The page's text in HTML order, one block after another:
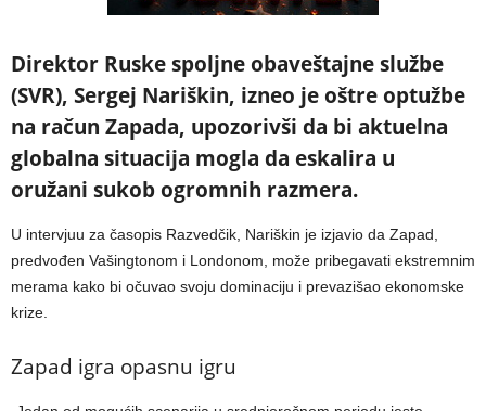
Direktor Ruske spoljne obaveštajne službe
(SVR), Sergej Nariškin, izneo je oštre optužbe
na račun Zapada, upozorivši da bi aktuelna
globalna situacija mogla da eskalira u
oružani sukob ogromnih razmera.
U intervjuu za časopis Razvedčik, Nariškin je izjavio da Zapad,
predvođen Vašingtonom i Londonom, može pribegavati ekstremnim
merama kako bi očuvao svoju dominaciju i prevazišao ekonomske
krize.
Zapad igra opasnu igru